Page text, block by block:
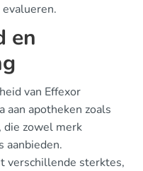
en
van Effexor
aan apotheken zoals
die zowel merk
aanbieden.
verschillende sterktes,